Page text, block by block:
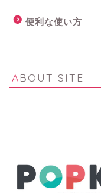
便利な使い方
ABOUT SITE